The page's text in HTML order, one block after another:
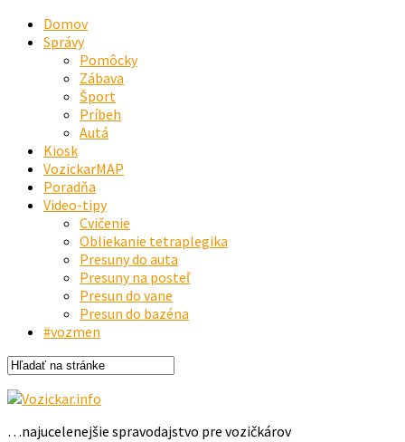
Domov
Správy
Pomôcky
Zábava
Šport
Príbeh
Autá
Kiosk
VozickarMAP
Poradňa
Video-tipy
Cvičenie
Obliekanie tetraplegika
Presuny do auta
Presuny na posteľ
Presun do vane
Presun do bazéna
#vozmen
…najucelenejšie spravodajstvo pre vozičkárov